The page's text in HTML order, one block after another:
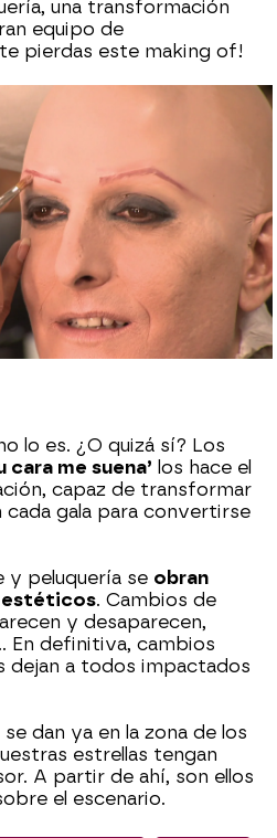
una transformación
equipo de
pierdas este making of!
de 2023, 12:03
lo es. ¿O quizá sí? Los
cara me suena’ los hace el
capaz de transformar
cada gala para convertirse
y peluquería se obran
estéticos. Cambios de
y desaparecen,
En definitiva, cambios
dejan a todos impactados
dan ya en la zona de los
estrellas tengan
A partir de ahí, son ellos
el escenario.